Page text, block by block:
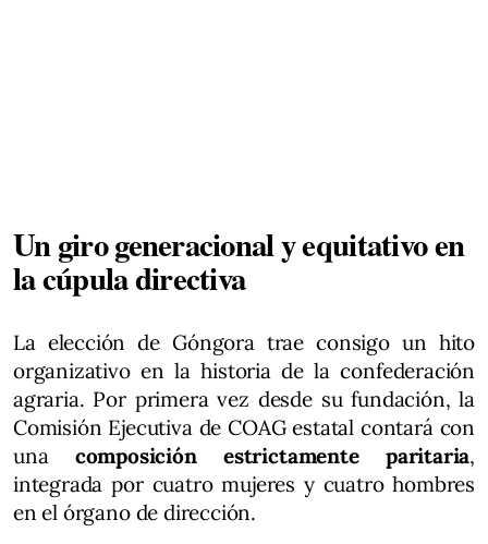
Un giro generacional y equitativo en
la cúpula directiva
La elección de Góngora trae consigo un hito
organizativo en la historia de la confederación
agraria. Por primera vez desde su fundación, la
Comisión Ejecutiva de COAG estatal contará con
una composición estrictamente paritaria,
integrada por cuatro mujeres y cuatro hombres
en el órgano de dirección.